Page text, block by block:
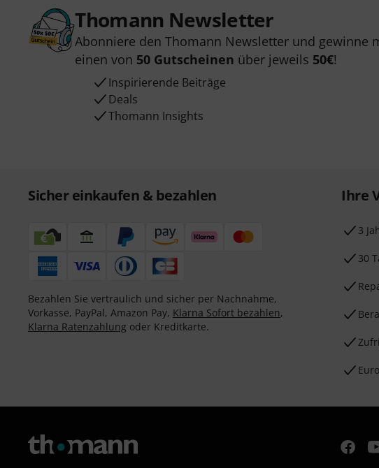
Thomann Newsletter
Abonniere den Thomann Newsletter und gewinne
einen von 50 Gutscheinen über jeweils 50€!
Inspirierende Beiträge
Deals
Thomann Insights
Sicher einkaufen & bezahlen
Bezahlen Sie vertraulich und sicher per Nachnahme,
Vorkasse, PayPal, Amazon Pay, Klarna Sofort bezahlen,
Klarna Ratenzahlung oder Kreditkarte.
Ihre
3
30